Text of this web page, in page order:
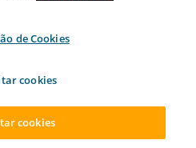
- CNPJ 82.639.451/0001-38
direitos reservados.
de Cookies
cookies
cookies